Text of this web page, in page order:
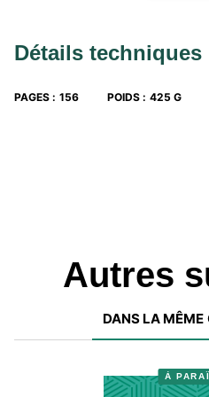
Détails techniques
PAGES : 156 POIDS : 425 G
Autres
DANS LA MÊME
À